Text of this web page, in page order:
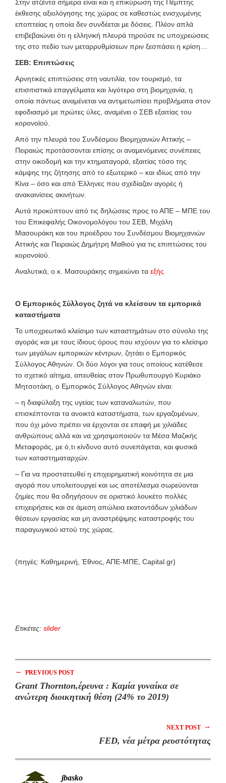
Στην ατζέντα σήμερα είναι και η επικύρωση της Πέμπτης
έκθεσης αξιολόγησης της χώρας σε καθεστώς ενισχυμένης
εποπτείας η οποία δεν συνδέεται με δόσεις. Πλέον απλά
επιβεβαιώνει ότι η ελληνική πλευρά τηρούσε τις υποχρεώσεις
της στο πεδίο των μεταρρυθμίσεων πριν ξεσπάσει η κρίση…
ΣΕΒ: Επιπτώσεις
Αρνητικές επιπτώσεις στη ναυτιλία, τον τουρισμό, τα
επισιτιστικά επαγγέλματα και λιγότερο στη βιομηχανία, η
οποία πάντως αναμένεται να αντιμετωπίσει προβλήματα στον
εφοδιασμό με πρώτες ύλες, αναμένει ο ΣΕΒ εξαιτίας του
κορονοϊού.
Από την πλευρά του Συνδέσμου Βιομηχανιών Αττικής –
Πειραιώς προτάσσονται επίσης οι αναμενόμενες συνέπειες
στην οικοδομή και την κτηματαγορά, εξαιτίας τόσο της
κάμψης της ζήτησης από το εξωτερικό – και ιδίως από την
Κίνα – όσο και από Έλληνες που σχεδίαζαν αγορές ή
ανακαινίσεις ακινήτων.
Αυτά προκύπτουν από τις δηλώσεις προς το ΑΠΕ – ΜΠΕ του
του Επικεφαλής Οικονομολόγου του ΣΕΒ, Μιχάλη
Μασουράκη και του προέδρου του Συνδέσμου Βιομηχανιών
Αττικής και Πειραιώς Δημήτρη Μαθιού για τις επιπτώσεις του
κορονοϊού.
Αναλυτικά, ο κ. Μασουράκης σημειώνει τα εξής
Ο Εμπορικός Σύλλογος ζητά να κλείσουν τα εμπορικά
καταστήματα
Το υποχρεωτικό κλείσιμο των καταστημάτων στο σύνολο της
αγοράς και με τους ίδιους όρους που ισχύουν για το κλείσιμο
των μεγάλων εμπορικών κέντρων, ζητάει ο Εμπορικός
Σύλλογος Αθηνών. Οι δύο λόγοι για τους οποίους κατέθεσε
το σχετικό αίτημα, απευθείας στον Πρωθυπουργό Κυριάκο
Μητσοτάκη, ο Εμπορικός Σύλλογος Αθηνών είναι:
– η διαφύλαξη της υγείας των καταναλωτών, που
επισκέπτονται τα ανοικτά καταστήματα, των εργαζομένων,
που όχι μόνο πρέπει να έρχονται σε επαφή με χιλιάδες
ανθρώπους αλλά και να χρησιμοποιούν τα Μέσα Μαζικής
Μεταφοράς, με ό,τι κίνδυνο αυτό συνεπάγεται, και φυσικά
των καταστηματαρχών.
– Για να προστατευθεί η επιχειρηματική κοινότητα σε μια
αγορά που υπολειτουργεί και ως αποτέλεσμα σωρεύονται
ζημίες που θα οδηγήσουν σε οριστικό λουκέτο πολλές
επιχειρήσεις και σε άμεση απώλεια εκατοντάδων χιλιάδων
θέσεων εργασίας και μη αναστρέψιμης καταστροφής του
παραγωγικού ιστού της χώρας.
(πηγές: Καθημερινή, Έθνος, ΑΠΕ-ΜΠΕ, Capital.gr)
Ετικέτες: slider
← PREVIOUS POST
Grant Thornton,έρευνα : Kαμία γυναίκα σε
ανώτερη διοικητική θέση (24% το 2019)
NEXT POST →
FED, νέα μέτρα ρευστότητας
jbasko